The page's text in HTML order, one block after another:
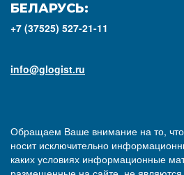
БЕЛАРУСЬ:
+7 (37525) 527-21-11
info@glogist.ru
Обращаем Ваше внимание на то,
носит исключительно
каких условиях информационные